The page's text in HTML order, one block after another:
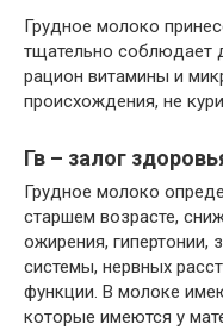
Грудное молоко
тщательно соблюдает
рацион витамины и
происхождения, не
Гв – залог
Грудное молоко
старшем возрасте,
ожирения, гипертонии,
системы, нервных
функции. В молоке
которые имеются у